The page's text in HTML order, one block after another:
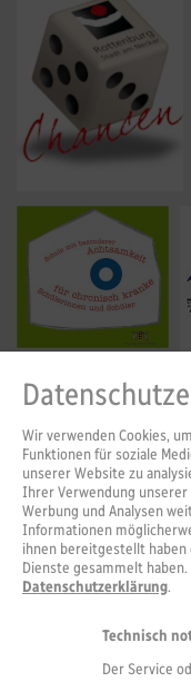
Wir verwenden Cookies,
Funktionen für soziale
unserer Website zu
Ihrer Verwendung unserer
Werbung und Analysen
Informationen
ihnen bereitgestellt haben
Dienste gesammelt
Datenschutzerklärung.
Technisch
Der Service